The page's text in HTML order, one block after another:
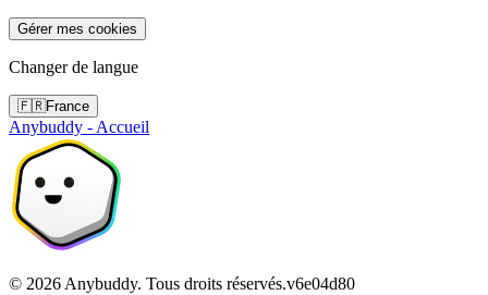
Gérer mes cookies
Changer de langue
🇫🇷France
Anybuddy - Accueil
© 2026 Anybuddy. Tous droits réservés.v6e04d80